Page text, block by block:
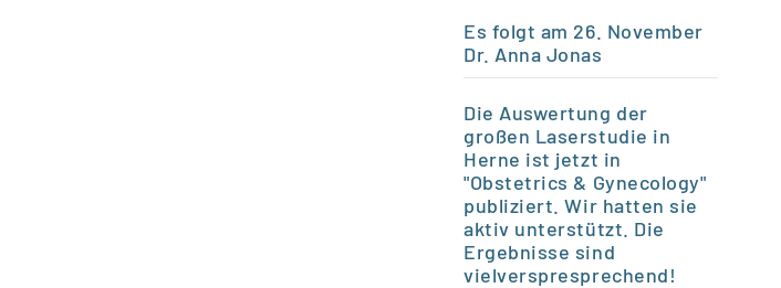
Es folgt am 26. November
Dr. Anna Jonas
Die Auswertung der
großen Laserstudie in
Herne ist jetzt in
"Obstetrics & Gynecology"
publiziert. Wir hatten sie
aktiv unterstützt. Die
Ergebnisse sind
vielverspresprechend!